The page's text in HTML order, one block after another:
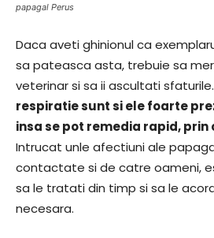
papagal Perus
Daca aveti ghinionul ca
sa pateasca asta, trebuie sa
veterinar si sa ii ascultati sfaturile.
respiratie sunt si ele foarte
insa se pot remedia rapid,
Intrucat unle afectiuni ale
contactate si de catre oameni,
sa le tratati din timp si sa le
necesara.